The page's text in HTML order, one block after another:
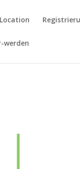
Location
werden